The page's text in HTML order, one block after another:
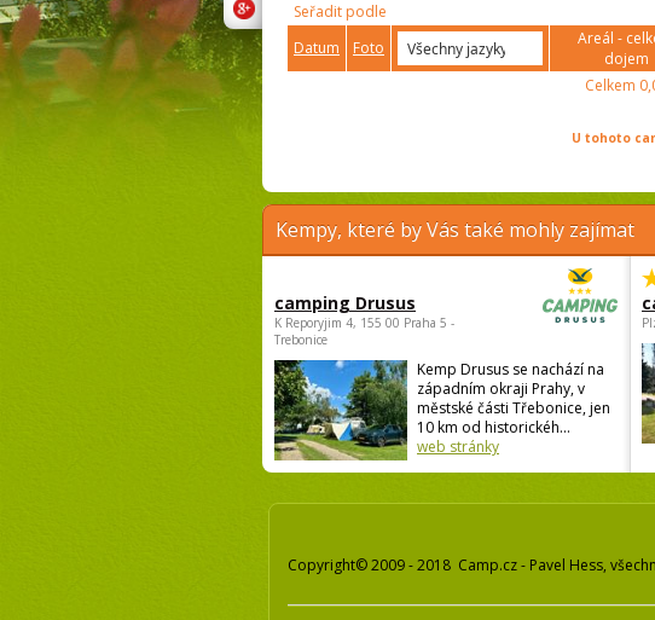
Seřadit podle
Datum
Foto
Areál -
dojem
Celkem
U tohoto
Kempy, které by Vás také mohly zajímat
camping Drusus
K Reporyjim 4, 155 00 Praha 5 -
Trebonice
Kemp Drusus se nachází na
západním okraji Prahy, v
městské části Třebonice, jen
10 km od historickéh...
web stránky
Copyright© 2009 - 2018 Camp.cz - Pavel Hess,